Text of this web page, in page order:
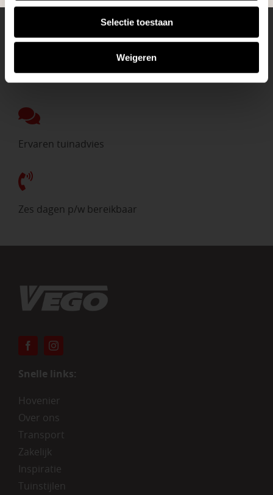
Selectie toestaan
Weigeren
Ervaren tuinadvies
Zes dagen p/w bereikbaar
Snelle links:
Hovenier
Over ons
Transport
Zakelijk
Inspiratie
Tuinstijlen